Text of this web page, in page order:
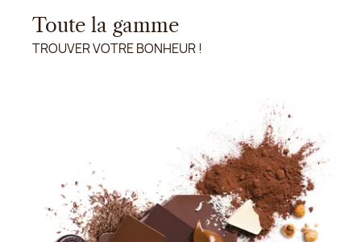
Toute la gamme
TROUVER VOTRE BONHEUR !